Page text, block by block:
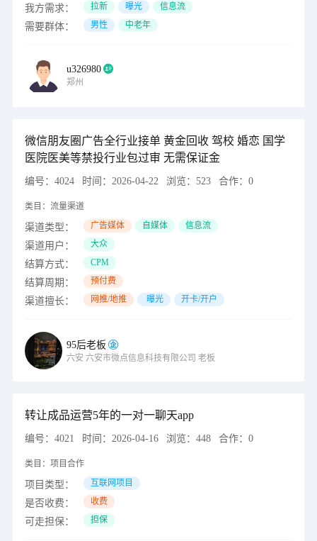
我方需求： 拉新 曝光 信息流
需要群体： 男性 中老年
u326980
郑州
微信朋友圈广告全行业接单 黄金回收 驾校 婚恋 国学
医院医美等禁投行业包过审 无需保证金
编号： 4024 时间： 2026-04-22 浏览： 523 合作： 0
类目： 流量渠道
渠道类型： 广告媒体 自媒体 信息流
渠道用户： 大众
结算方式： CPM
结算周期： 预付费
渠道擅长： 网推/地推 曝光 开卡/开户
95后老板
六安 六安市微点信息科技有限公司 老板
转让成品运营5年的一对一聊天app
编号： 4021 时间： 2026-04-16 浏览： 448 合作： 0
类目： 项目合作
项目类型： 互联网项目
是否收费： 收费
可走担保： 担保